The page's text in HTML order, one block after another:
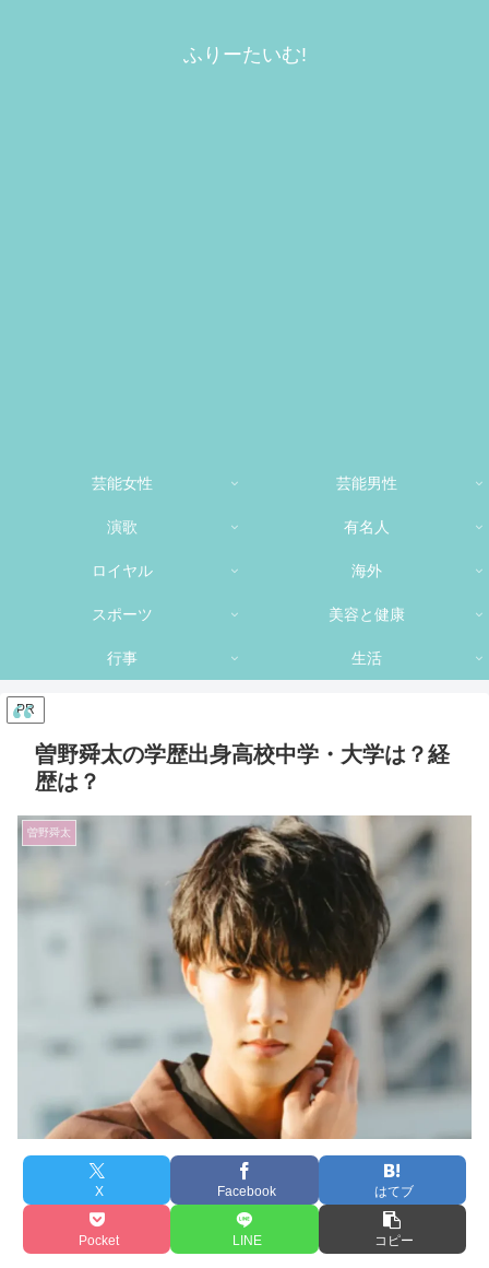
ふりーたいむ!
芸能女性 芸能男性
演歌 有名人
ロイヤル 海外
スポーツ 美容と健康
行事 生活
PR
曽野舜太の学歴出身高校中学・大学は？経
歴は？
曽野舜太
X Facebook はてブ
Pocket LINE コピー